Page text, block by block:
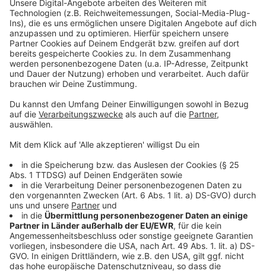
Energiewende Freude."
Anzeige
Zukunftsorientierte Projekte
Anzeige
Elektroautos geplant, die ebenfalls durch ein
Kooperationsmodell realisiert werden sollen. Dies
unterstreicht die Bedeutung von Partnerschaften für
eine erfolgreiche Energiewende.
Weitere Informationen zur Energieland Kreis Steinfurt
Bürgerenergiegenossenschaft eG gibt es
aufwww.eksbeg.de. Fragen beantwortet Felix Keß-
Krüger unterinfo@energieland-kreis-steinfurt-beg.de.